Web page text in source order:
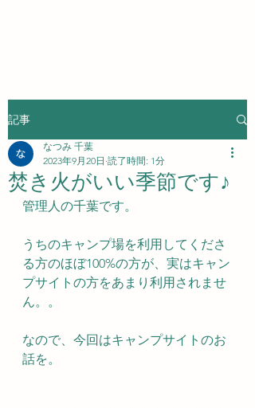
記事
焚き火がいい季節です♪
なつみ 千葉
2023年9月20日 読了時間: 1分
管理人の千葉です。
うちのキャンプ場を利用してくださ
る方のほぼ100%の方が、実はキャン
プサイトの方をあまり利用されませ
ん。。
なので、今回はキャンプサイトのお
話を。